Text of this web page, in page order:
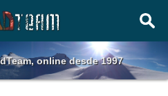
online desde 1997